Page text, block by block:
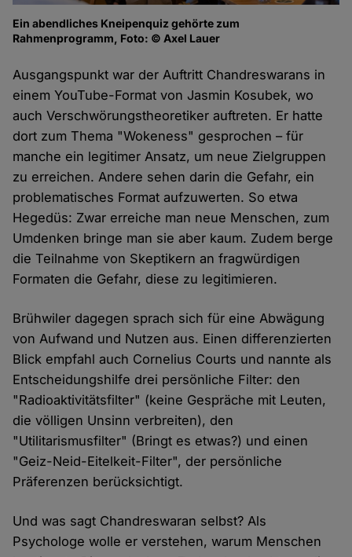
Ein abendliches Kneipenquiz gehörte zum
Rahmenprogramm, Foto: © Axel Lauer
Ausgangspunkt war der Auftritt Chandreswarans in
einem YouTube-Format von Jasmin Kosubek, wo
auch Verschwörungstheoretiker auftreten. Er hatte
dort zum Thema "Wokeness" gesprochen – für
manche ein legitimer Ansatz, um neue Zielgruppen
zu erreichen. Andere sehen darin die Gefahr, ein
problematisches Format aufzuwerten. So etwa
Hegedüs: Zwar erreiche man neue Menschen, zum
Umdenken bringe man sie aber kaum. Zudem berge
die Teilnahme von Skeptikern an fragwürdigen
Formaten die Gefahr, diese zu legitimieren.
Brühwiler dagegen sprach sich für eine Abwägung
von Aufwand und Nutzen aus. Einen differenzierten
Blick empfahl auch Cornelius Courts und nannte als
Entscheidungshilfe drei persönliche Filter: den
"Radioaktivitätsfilter" (keine Gespräche mit Leuten,
die völligen Unsinn verbreiten), den
"Utilitarismusfilter" (Bringt es etwas?) und einen
"Geiz-Neid-Eitelkeit-Filter", der persönliche
Präferenzen berücksichtigt.
Und was sagt Chandreswaran selbst? Als
Psychologe wolle er verstehen, warum Menschen